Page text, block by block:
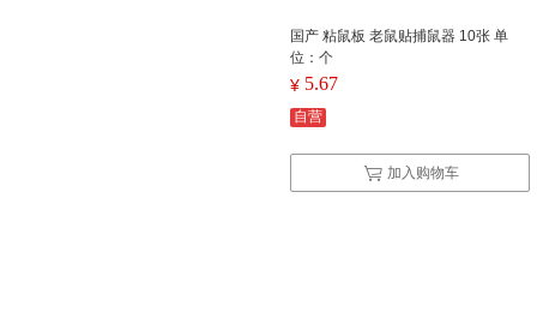
国产 粘鼠板 老鼠贴捕鼠器 10张 单
位：个
¥ 5.67
自营
加入购物车